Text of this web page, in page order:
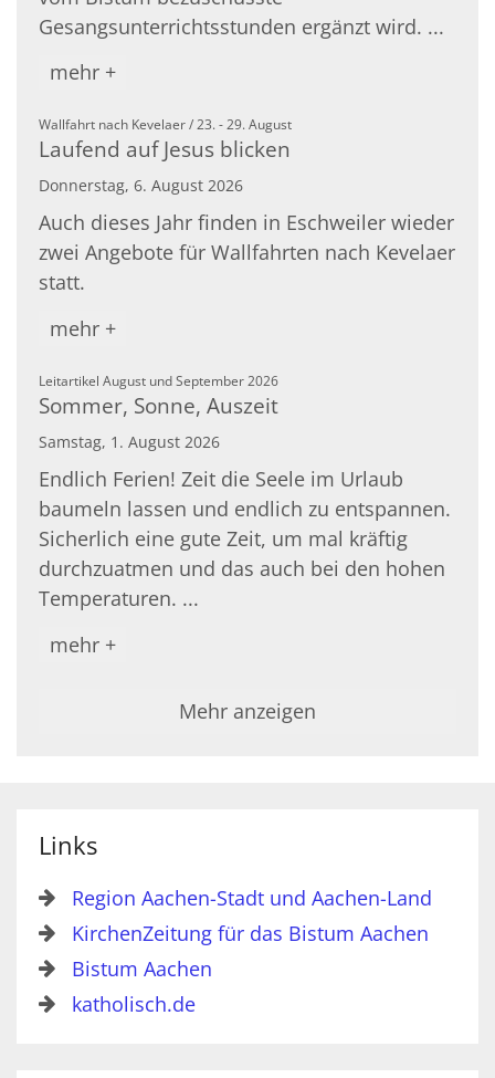
Gesangsunterrichtsstunden ergänzt wird. ...
mehr +
Wallfahrt nach Kevelaer / 23. - 29. August:
Laufend auf Jesus blicken
Donnerstag, 6. August 2026
Auch dieses Jahr finden in Eschweiler wieder
zwei Angebote für Wallfahrten nach Kevelaer
statt.
mehr +
Leitartikel August und September 2026:
Sommer, Sonne, Auszeit
Samstag, 1. August 2026
Endlich Ferien! Zeit die Seele im Urlaub
baumeln lassen und endlich zu entspannen.
Sicherlich eine gute Zeit, um mal kräftig
durchzuatmen und das auch bei den hohen
Temperaturen. ...
mehr +
Mehr anzeigen
Links
Region Aachen-Stadt und Aachen-Land
KirchenZeitung für das Bistum Aachen
Bistum Aachen
katholisch.de